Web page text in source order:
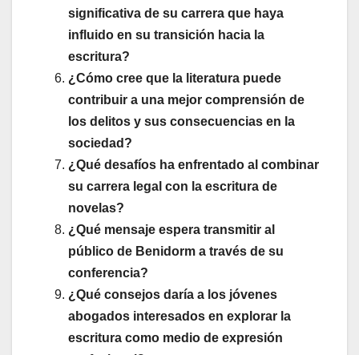
significativa de su carrera que haya
influido en su transición hacia la
escritura?
¿Cómo cree que la literatura puede
contribuir a una mejor comprensión de
los delitos y sus consecuencias en la
sociedad?
¿Qué desafíos ha enfrentado al combinar
su carrera legal con la escritura de
novelas?
¿Qué mensaje espera transmitir al
público de Benidorm a través de su
conferencia?
¿Qué consejos daría a los jóvenes
abogados interesados en explorar la
escritura como medio de expresión